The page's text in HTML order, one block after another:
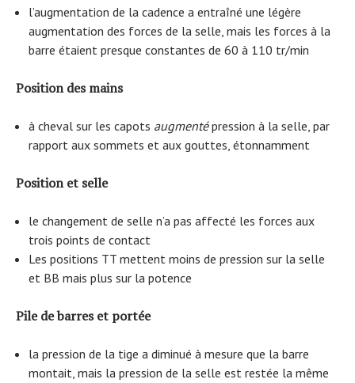
l’augmentation de la cadence a entraîné une légère
augmentation des forces de la selle, mais les forces à la
barre étaient presque constantes de 60 à 110 tr/min
Position des mains
à cheval sur les capots augmentépression à la selle, par
rapport aux sommets et aux gouttes, étonnamment
Position et selle
le changement de selle n’a pas affecté les forces aux
trois points de contact
Les positions TT mettent moins de pression sur la selle
et BB mais plus sur la potence
Pile de barres et portée
la pression de la tige a diminué à mesure que la barre
montait, mais la pression de la selle est restée la même